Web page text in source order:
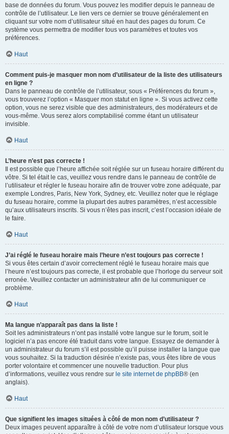
base de données du forum. Vous pouvez les modifier depuis le panneau de
contrôle de l’utilisateur. Le lien vers ce dernier se trouve généralement en
cliquant sur votre nom d’utilisateur situé en haut des pages du forum. Ce
système vous permettra de modifier tous vos paramètres et toutes vos
préférences.
Haut
Comment puis-je masquer mon nom d’utilisateur de la liste des utilisateurs
en ligne ?
Dans le panneau de contrôle de l’utilisateur, sous « Préférences du forum »,
vous trouverez l’option « Masquer mon statut en ligne ». Si vous activez cette
option, vous ne serez visible que des administrateurs, des modérateurs et de
vous-même. Vous serez alors comptabilisé comme étant un utilisateur
invisible.
Haut
L’heure n’est pas correcte !
Il est possible que l’heure affichée soit réglée sur un fuseau horaire différent du
vôtre. Si tel était le cas, veuillez vous rendre dans le panneau de contrôle de
l’utilisateur et régler le fuseau horaire afin de trouver votre zone adéquate, par
exemple Londres, Paris, New York, Sydney, etc. Veuillez noter que le réglage
du fuseau horaire, comme la plupart des autres paramètres, n’est accessible
qu’aux utilisateurs inscrits. Si vous n’êtes pas inscrit, c’est l’occasion idéale de
le faire.
Haut
J’ai réglé le fuseau horaire mais l’heure n’est toujours pas correcte !
Si vous êtes certain d’avoir correctement réglé le fuseau horaire mais que
l’heure n’est toujours pas correcte, il est probable que l’horloge du serveur soit
erronée. Veuillez contacter un administrateur afin de lui communiquer ce
problème.
Haut
Ma langue n’apparaît pas dans la liste !
Soit les administrateurs n’ont pas installé votre langue sur le forum, soit le
logiciel n’a pas encore été traduit dans votre langue. Essayez de demander à
un administrateur du forum s’il est possible qu’il puisse installer la langue que
vous souhaitez. Si la traduction désirée n’existe pas, vous êtes libre de vous
porter volontaire et commencer une nouvelle traduction. Pour plus
d’informations, veuillez vous rendre sur le site internet de phpBB® (en
anglais).
Haut
Que signifient les images situées à côté de mon nom d’utilisateur ?
Deux images peuvent apparaître à côté de votre nom d’utilisateur lorsque vous